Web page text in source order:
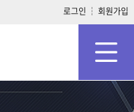
로그인 회원가입